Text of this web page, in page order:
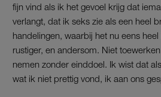
fijn vind als ik het gevoel krijg dat
verlangt, dat ik seks zie als een heel
handelingen, waarbij het nu eens
rustiger, en andersom. Niet
nemen zonder einddoel. Ik wist dat
wat ik niet prettig vond, ik aan ons